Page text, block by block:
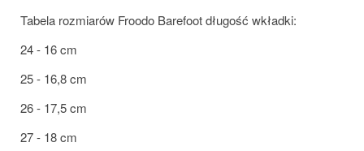
Tabela rozmiarów Froodo Barefoot długość wkładki:
24 - 16 cm
25 - 16,8 cm
26 - 17,5 cm
27 - 18 cm